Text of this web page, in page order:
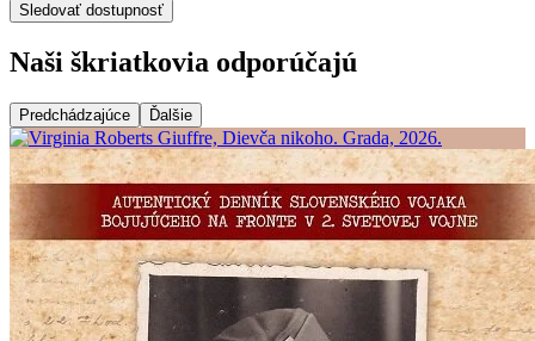
Sledovať dostupnosť
Naši škriatkovia odporúčajú
Predchádzajúce Ďalšie